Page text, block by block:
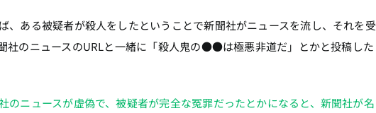
、ある被疑者が殺人をしたということで新聞社がニュースを流し、それを受
社のニュースのURLと一緒に「殺人鬼の●●は極悪非道だ」とかと投稿した
のニュースが虚偽で、被疑者が完全な冤罪だったとかになると、新聞社が名